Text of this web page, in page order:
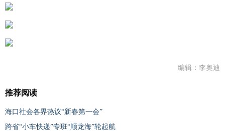
编辑：李奥迪
推荐阅读
海口社会各界热议“新春第一会”
跨省“小车快递”专班“顺龙海”轮起航